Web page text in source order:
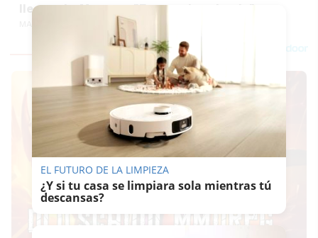
llegar a La Montera: "Esto es de cobarde"
EL FUTURO DE LA LIMPIEZA
¿Y si tu casa se limpiara sola mientras tú
descansas?